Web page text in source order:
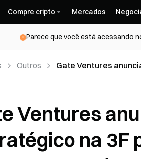
Compre cripto Mercados
Parece que você está acessando
Outros
Gate Ventures
Ventures
na 3F